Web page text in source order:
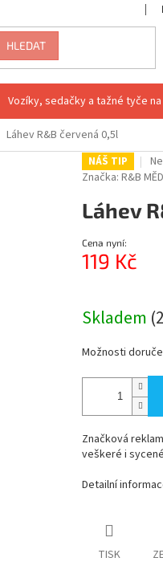
HLEDAT
Vozíky, sedačky a tažné tyče
Láhev R&B červená 0,5l
NÁŠ TIP
je
0,0
Značka: R&B
Láhev
Cena nyní:
119 Kč
Skladem
Možnosti
Značková
veškeré i
Detailní
TISK